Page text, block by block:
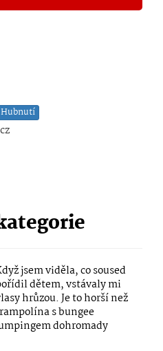
Hubnutí
jsem viděla, co soused
dětem, vstávaly mi
hrůzou. Je to horší než
s bungee
dohromady